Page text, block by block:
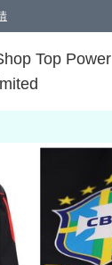
Top Power